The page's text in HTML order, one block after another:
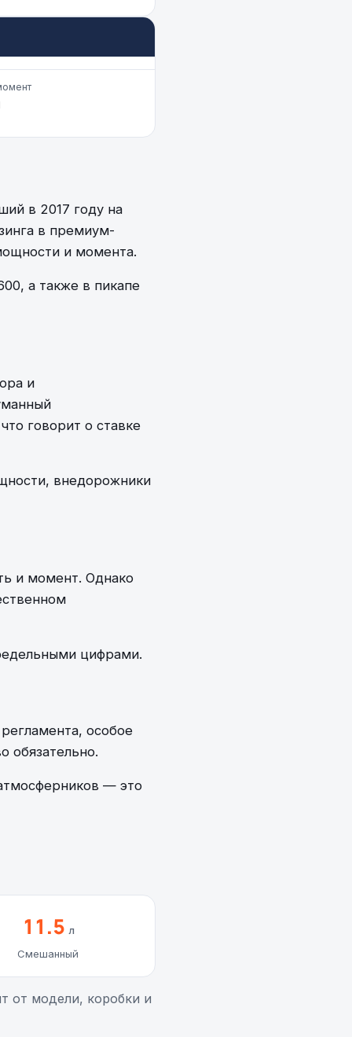
в 2017 году на
в премиум-
и момента.
а также в пикапе
и
говорит о ставке
внедорожники
и момент. Однако
цифрами.
особое
обязательно.
— это
11.5л
Смешанный
от модели, коробки и